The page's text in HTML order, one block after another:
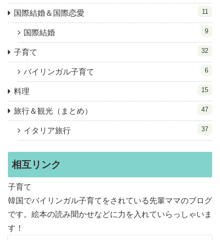
国際結婚＆国際恋愛 11
国際結婚 9
子育て 32
バイリンガル子育て 6
料理 15
旅行＆観光（まとめ） 47
イタリア旅行 37
相互リンク
子育て
韓国でバイリンガル子育てをされている先輩ママのブログ
です。絵本の読み聞かせなどに力を入れていらっしゃいま
す！